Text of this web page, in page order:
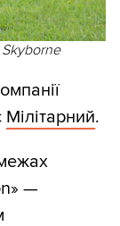
Мілітарний.
—